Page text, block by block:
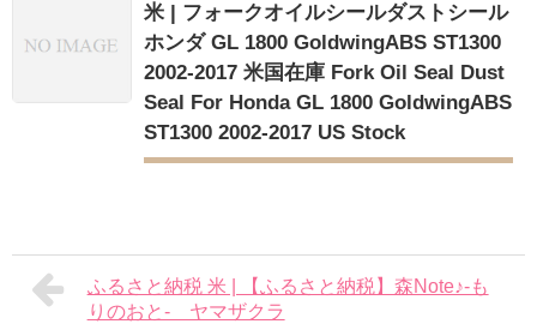
米 | フォークオイルシールダストシール
ホンダ GL 1800 GoldwingABS ST1300
2002-2017 米国在庫 Fork Oil Seal Dust
Seal For Honda GL 1800 GoldwingABS
ST1300 2002-2017 US Stock
ふるさと納税 米 | 【ふるさと納税】森Note♪-も
りのおと- ヤマザクラ